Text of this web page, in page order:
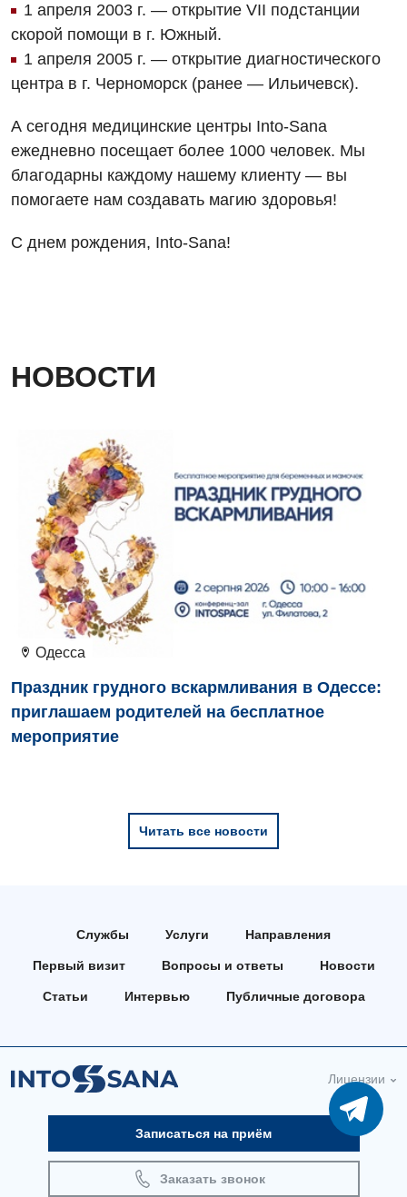
Видео
Магнитно-резонансная томография
Маммография
Нейросонография
Рентгенография
УЗИ
Эндоскопическое отделение
Для взрослых
Бесплатные услуги
Гастроэнтерология
Гематология
Гинекологическое отделение
Дерматовенерология
Диетология
Дневной стационар
Кардиохирургия
Ортопедия и травматология
Отделение интенсивной терапии
Оториноларингология
Офтальмологическое отделение
Педиатрическое отделение
Отдел госпитализации
Отделение интенсивной терапии
Отделение неотложных состояний
Офтальмологическое отделение
Педиатрическое отделение
Скорая медицинская помощь
Декларирование
Национальный скрининг здоровья 40+
Украинский
Русский
1 апреля 2003 г. — открытие VIІ подстанции
скорой помощи в г. Южный.
1 апреля 2005 г. — открытие диагностического
центра в г. Черноморск (ранее — Ильичевск).
А сегодня медицинские центры Into-Sana
ежедневно посещает более 1000 человек. Мы
благодарны каждому нашему клиенту — вы
помогаете нам создавать магию здоровья!
С днем рождения, Into-Sana!
НОВОСТИ
Одесса
Праздник грудного вскармливания в Одессе:
приглашаем родителей на бесплатное
мероприятие
Читать все новости
Службы Услуги Направления
Первый визит Вопросы и ответы Новости
Статьи Интервью Публичные договора
Лицензии
Записаться на приём
Заказать звонок